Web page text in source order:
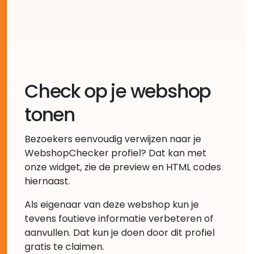
Check op je webshop
tonen
Bezoekers eenvoudig verwijzen naar je
WebshopChecker profiel? Dat kan met
onze widget, zie de preview en HTML codes
hiernaast.
Als eigenaar van deze webshop kun je
tevens foutieve informatie verbeteren of
aanvullen. Dat kun je doen door dit profiel
gratis te claimen.